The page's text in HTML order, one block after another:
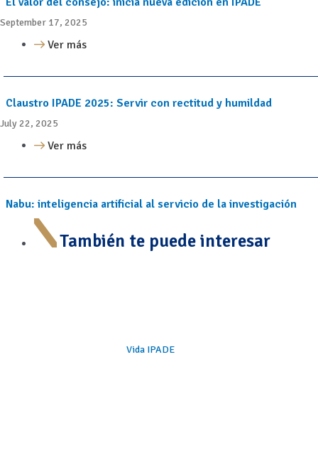
September 17, 2025
Ver más
Claustro IPADE 2025: Servir con rectitud y humildad
July 22, 2025
Ver más
Nabu: inteligencia artificial al servicio de la investigación
También te puede interesar
Vida IPADE